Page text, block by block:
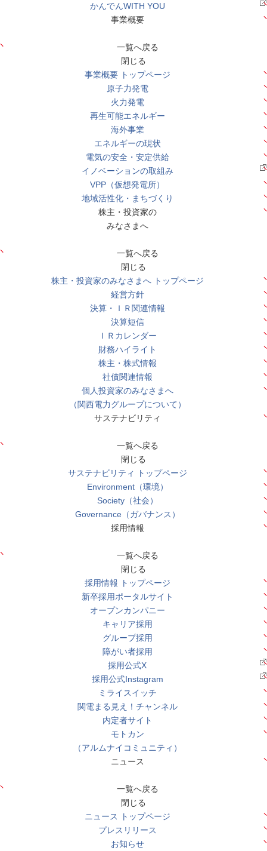
かんでんWITH YOU
事業概要
一覧へ戻る
閉じる
事業概要 トップページ
原子力発電
火力発電
再生可能エネルギー
海外事業
エネルギーの現状
電気の安全・安定供給
イノベーションの取組み
VPP（仮想発電所）
地域活性化・まちづくり
株主・投資家の
みなさまへ
一覧へ戻る
閉じる
株主・投資家のみなさまへ トップページ
経営方針
決算・ＩＲ関連情報
決算短信
ＩＲカレンダー
財務ハイライト
株主・株式情報
社債関連情報
個人投資家のみなさまへ
（関西電力グループについて）
サステナビリティ
一覧へ戻る
閉じる
サステナビリティ トップページ
Environment（環境）
Society（社会）
Governance（ガバナンス）
採用情報
一覧へ戻る
閉じる
採用情報 トップページ
新卒採用ポータルサイト
オープンカンパニー
キャリア採用
グループ採用
障がい者採用
採用公式X
採用公式Instagram
ミライスイッチ
関電まる見え！チャンネル
内定者サイト
モトカン
（アルムナイコミュニティ）
ニュース
一覧へ戻る
閉じる
ニュース トップページ
プレスリリース
お知らせ